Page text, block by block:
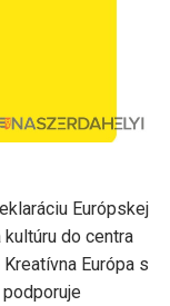
Európskej
kultúru do centra
Európa s